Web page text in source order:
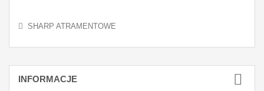
SHARP ATRAMENTOWE
INFORMACJE